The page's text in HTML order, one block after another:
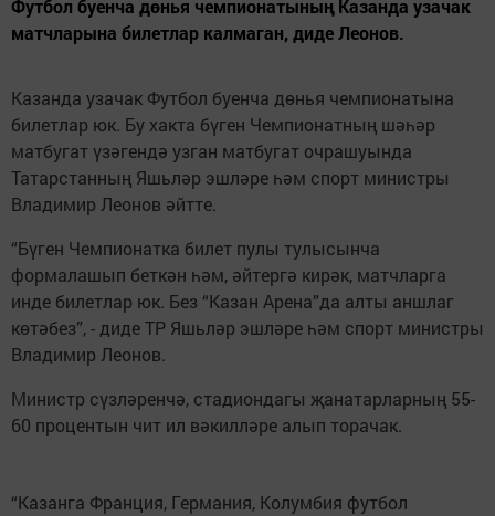
Футбол буенча дөнья чемпионатының Казанда узачак
матчларына билетлар калмаган, диде Леонов.
Казанда узачак Футбол буенча дөнья чемпионатына
билетлар юк. Бу хакта бүген Чемпионатның шәһәр
матбугат үзәгендә узган матбугат очрашуында
Татарстанның Яшьләр эшләре һәм спорт министры
Владимир Леонов әйтте.
“Бүген Чемпионатка билет пулы тулысынча
формалашып беткән һәм, әйтергә кирәк, матчларга
инде билетлар юк. Без “Казан Арена”да алты аншлаг
көтәбез”, - диде ТР Яшьләр эшләре һәм спорт министры
Владимир Леонов.
Министр сүзләренчә, стадиондагы җанатарларның 55-
60 процентын чит ил вәкилләре алып торачак.
“Казанга Франция, Германия, Колумбия футбол